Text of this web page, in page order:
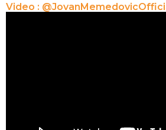
Video :